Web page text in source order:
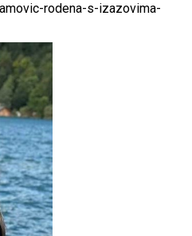
rodena-s-izazovima-